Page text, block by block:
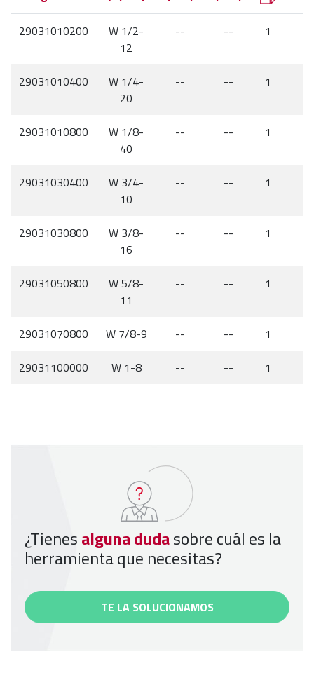
29031010200
W 1/2-
12
-- -- 1
29031010400
W 1/4-
20
-- -- 1
29031010800
W 1/8-
40
-- -- 1
29031030400
W 3/4-
10
-- -- 1
29031030800
W 3/8-
16
-- -- 1
29031050800
W 5/8-
11
-- -- 1
29031070800 W 7/8-9 -- --
1
29031100000
W 1-8 -- -- 1
¿Tienesalguna dudasobre cuál es la
herramienta que necesitas?
TE LA SOLUCIONAMOS